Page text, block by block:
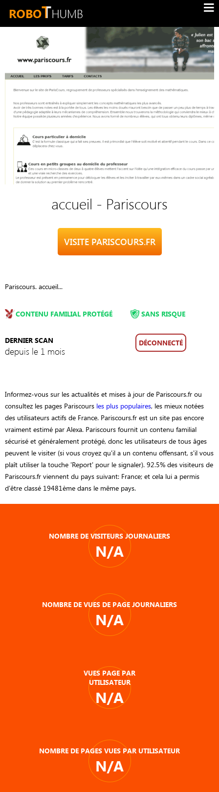
accueil - Pariscours
VISITE PARISCOURS.FR
Pariscours. accueil...
CONTENU FAMILIAL PROTÉGÉ
DERNIER SCAN
depuis le 1 mois
SANS RISQUE
DÉCONNECTÉ
Informez-vous sur les actualités et mises à jour de Pariscours.fr ou
consultez les pages Pariscours les plus populaires, les mieux notées
des utilisateurs actifs de France. Pariscours.fr est un site pas encore
vraiment estimé par Alexa. Pariscours fournit un contenu familial
sécurisé et généralement protégé, donc les utilisateurs de tous âges
peuvent le visiter (si vous croyez qu'il a un contenu offensant, s'il vous
plaît utiliser la touche 'Report' pour le signaler). 92.5% des visiteurs de
Pariscours.fr viennent du pays suivant: France; et cela lui a permis
d’être classé 19481ème dans le même pays.
NOMBRE DE VISITEURS JOURNALIERS
N/A
NOMBRE DE VUES DE PAGE JOURNALIERS
N/A
VUES PAGE PAR
UTILISATEUR
N/A
NOMBRE DE PAGES VUES PAR UTILISATEUR
N/A